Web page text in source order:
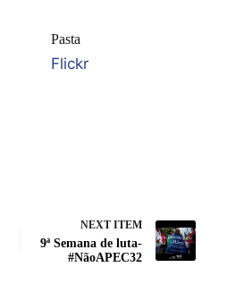
Pasta
Flickr
NEXT ITEM
9ª Semana de luta-
#NãoAPEC32